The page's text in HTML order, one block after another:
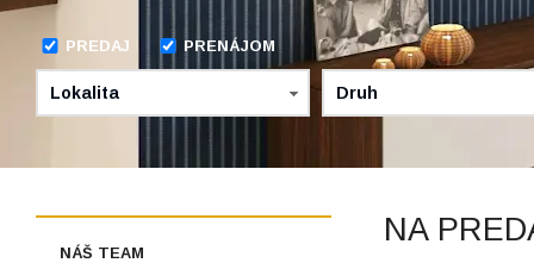
NA
NÁŠ TEAM
PREDAJ PRENÁJOM
Lokalita Druh